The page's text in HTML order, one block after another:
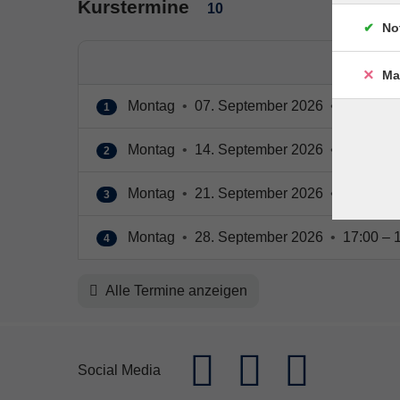
Kurstermine 10
1 Montag • 07. September 2026 •
2 Montag • 14. September 2026 •
3 Montag • 21. September 2026 •
4 Montag • 28. September 2026 • 17:00 –
Alle Termine anzeigen
Social Media